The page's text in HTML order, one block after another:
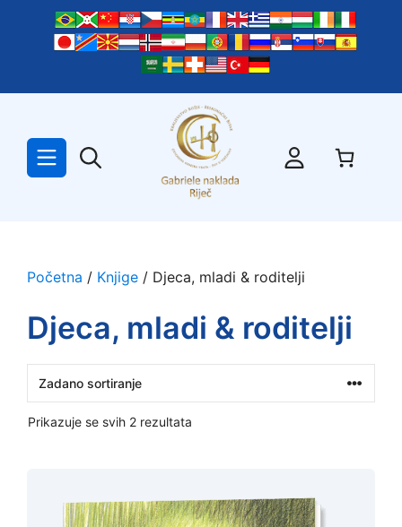
Preskoči
Početna / Knjige / Djeca, mladi & roditelji
Djeca, mladi & roditelji
Prikazuje se svih 2 rezultata